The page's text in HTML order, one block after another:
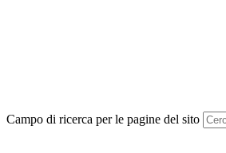
Campo di ricerca per le pagine del sito